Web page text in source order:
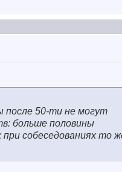
после 50-ти не могут
больше половины
собеседованиях то